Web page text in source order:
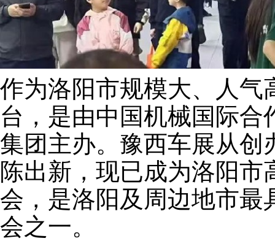
作为洛阳市规模大、人气
台，是由中国机械国际
集团主办。豫西车展从创
陈出新，现已成为洛阳
会，是洛阳及周边地市最
会之一。